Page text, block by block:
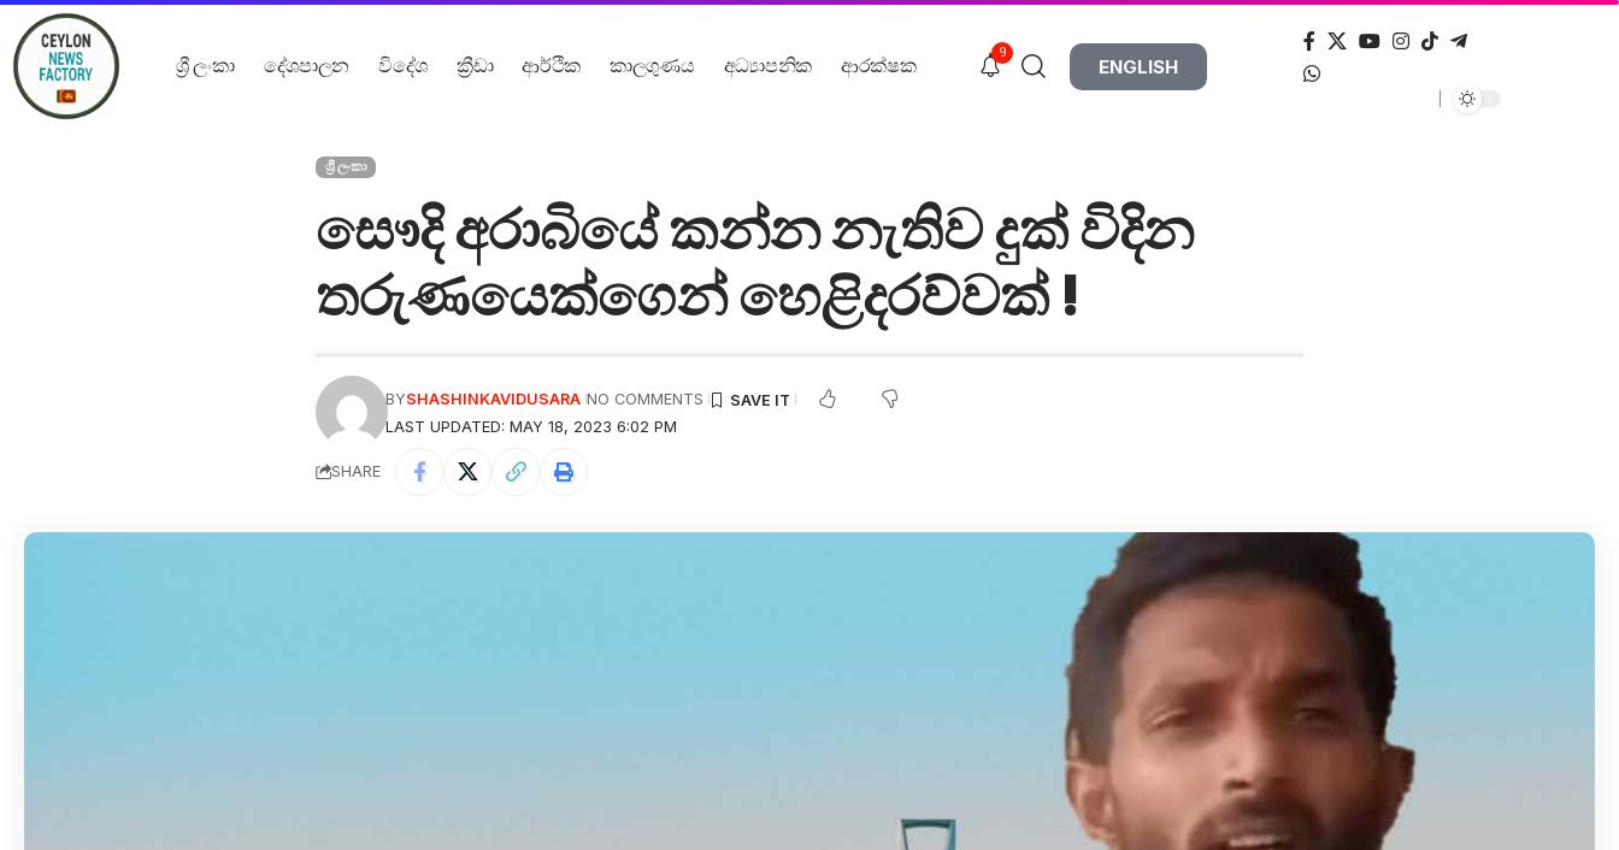
ශ්‍රී ලංකා දේශපාලන විදේශ ක්‍රීඩා ආර්ථික කාලගුණය අධ්‍යාපනික ආරක්ෂක
9
ENGLISH
ශ්‍රී ලංකා
සෞදි අරාබියේ කන්න නැතිව දුක් විදින
තරුණයෙක්ගෙන් හෙළිදරව්වක් !
LAST UPDATED: MAY 18, 2023 6:02 PM
BYSHASHINKAVIDUSARA NO COMMENTS
SHARE